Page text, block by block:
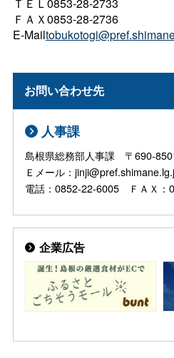
ＴＥＬ0853-28-2733
ＦＡＸ0853-28-2736
E-Mail
お問い合わせ先
人事課
島根県総務部人事課 〒690-
Ｅメール：
電話：0852-22-6005 ＦＡＸ：
企業広告